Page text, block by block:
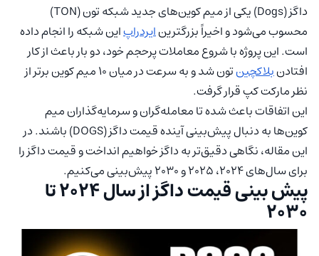
داگز (Dogs) یکی از میم‌ کوین‌های جدید شبکه تون (TON)
محسوب می‌شود و اخیراً بزرگترینایردراپاین شبکه را انجام داده
است. این پروژه با شروع معاملات پرحجم خود، دو بار باعث از کار
افتادنبلاکچین
تون شد و به سرعت در میان 10 میم کوین برتر از
نظر مارکت کپ قرار گرفت.
این اتفاقات باعث شده تا معامله‌گران و سرمایه‌گذاران میم
کوین‌ها به دنبال پیش‌بینی آینده قیمت داگز (DOGS) باشند. در
این مقاله، نگاهی دقیق‌تر به داگز خواهیم انداخت و قیمت داگز را
برای سال‌های 2024، 2025 و 2030 پیش‌بینی می‌کنیم.
پیش‌ بینی قیمت داگز از سال 2024 تا
2030